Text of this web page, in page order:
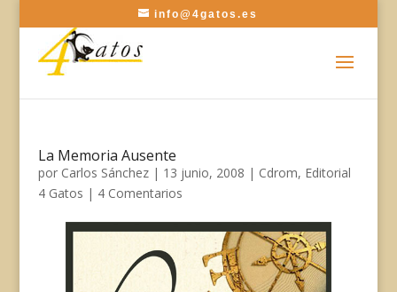
info@4gatos.es
La Memoria Ausente
por Carlos Sánchez| 13 junio, 2008 | Cdrom, Editorial
4 Gatos | 4 Comentarios